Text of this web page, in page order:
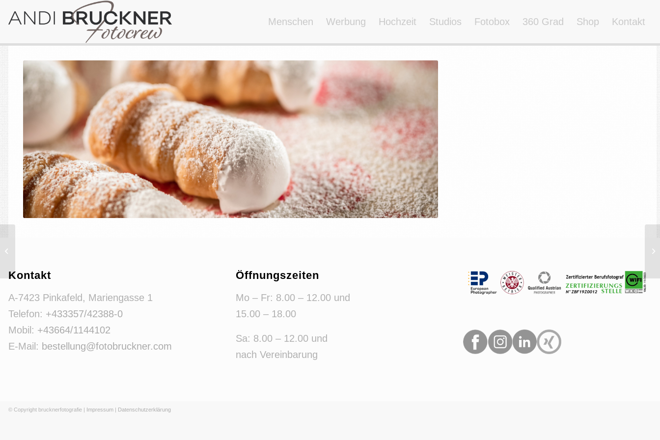
Menschen Werbung Hochzeit Studios Fotobox 360 Grad Shop Kontakt
Kontakt
A-7423 Pinkafeld, Mariengasse 1
Telefon: +433357/42388-0
Mobil: +43664/1144102
E-Mail: bestellung@fotobruckner.com
Öffnungszeiten
Mo – Fr: 8.00 – 12.00 und
15.00 – 18.00
Sa: 8.00 – 12.00 und
nach Vereinbarung
© Copyright brucknerfotografie | Impressum Datenschutzerklärung